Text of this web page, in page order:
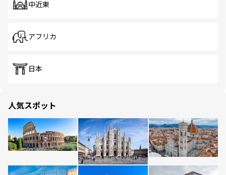
中近東
アフリカ
日本
人気スポット